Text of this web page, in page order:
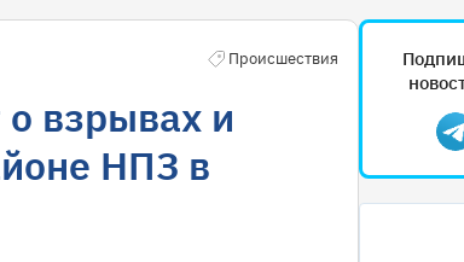
Происшествия
взрывах и
НПЗ в